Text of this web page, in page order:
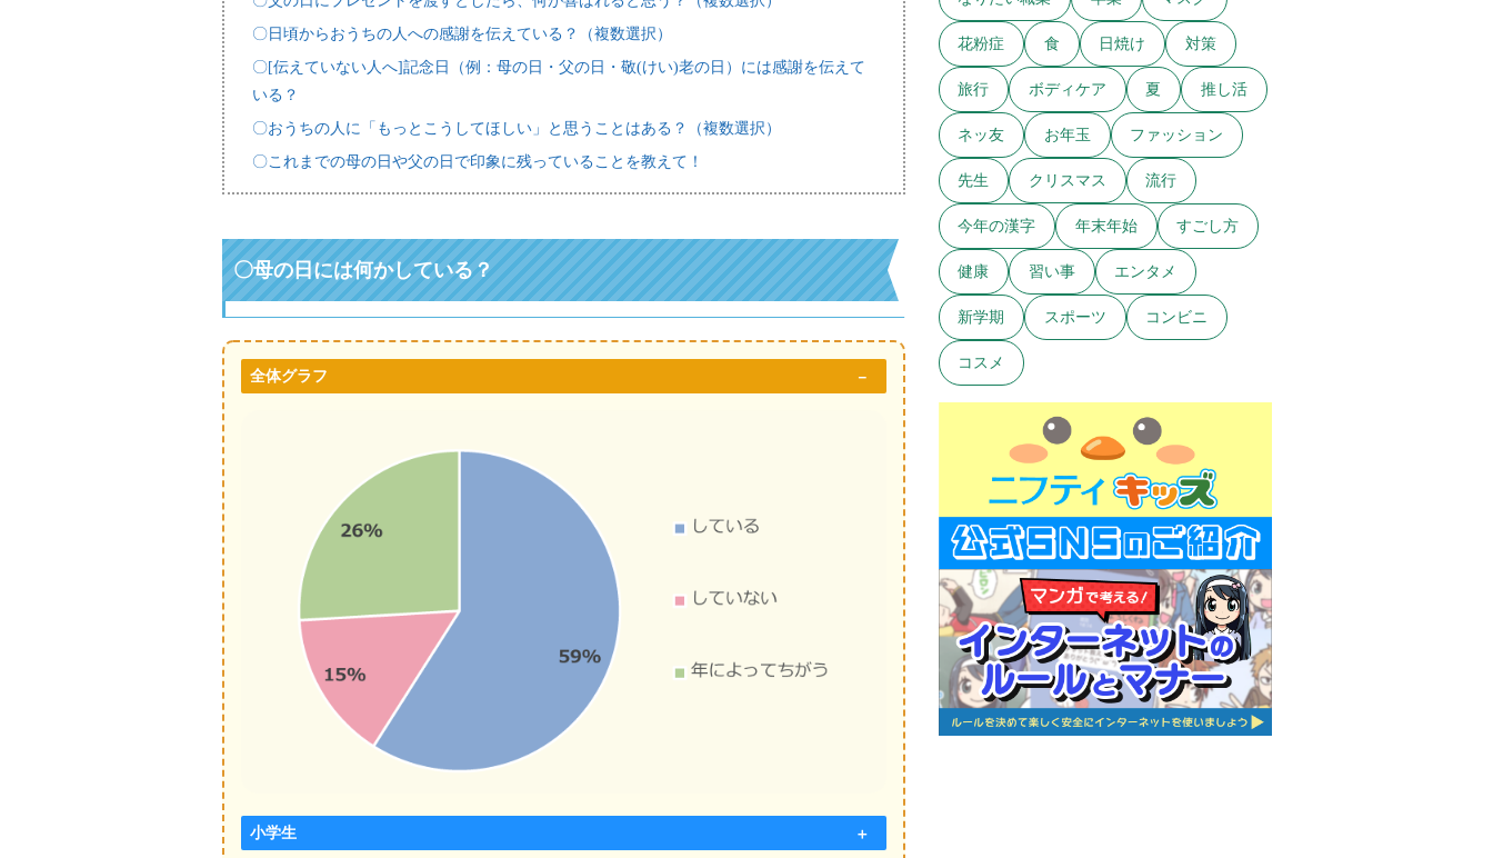
〇日頃からおうちの人への感謝を伝えている？（複数選択）
〇[伝えていない人へ]記念日（例：母の日・父の日・敬(けい)老の日）には感謝を伝えて
いる？
〇おうちの人に「もっとこうしてほしい」と思うことはある？（複数選択）
〇これまでの母の日や父の日で印象に残っていることを教えて！
〇母の日には何かしている？
全体グラフ
小学生
花粉症 食 日焼け 対策
旅行 ボディケア 夏 推し活
ネッ友 お年玉 ファッション
先生 クリスマス 流行
今年の漢字 年末年始 すごし方
健康 習い事 エンタメ
新学期 スポーツ コンビニ
コスメ